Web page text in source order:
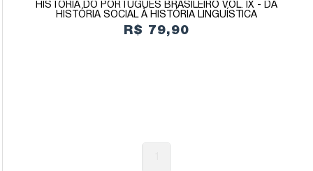
HISTÓRIA DO PORTUGUÊS BRASILEIRO VOL. IX - DA
HISTÓRIA SOCIAL À HISTÓRIA LINGUÍSTICA
R$ 79,90